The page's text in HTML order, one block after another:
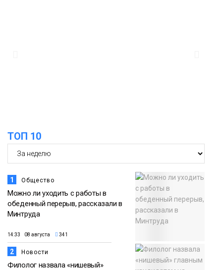
Новости
ТОП 10
1 Общество
Можно ли уходить с работы в
обеденный перерыв, рассказали в
Минтруда
14:33 08 августа 341
2 Новости
Филолог назвала «нишевый»